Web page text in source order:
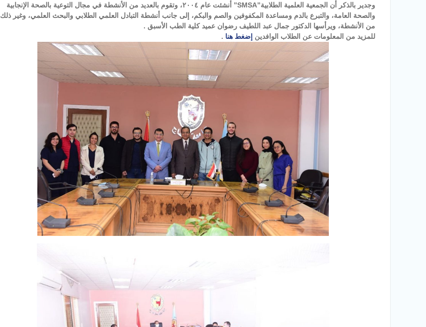
وجدير بالذكر أن الجمعية العلمية الطلابية”SMSA” أنشئت عام ٢٠٠٤، وتقوم بالعديد من الأنشطة في مجال التوعية بالصحة الإنجابية
والصحة العامة، والتبرع بالدم ومساعدة المكفوفين والصم والبكم، إلى جانب أنشطة التبادل العلمي الطلابي والبحث العلمي، وغير ذلك
من الأنشطة، ويرأسها الدكتور جمال عبد اللطيف رضوان عميد كلية الطب الأسبق .
للمزيد من المعلومات عن الطلاب الوافدين إضغط هنا .